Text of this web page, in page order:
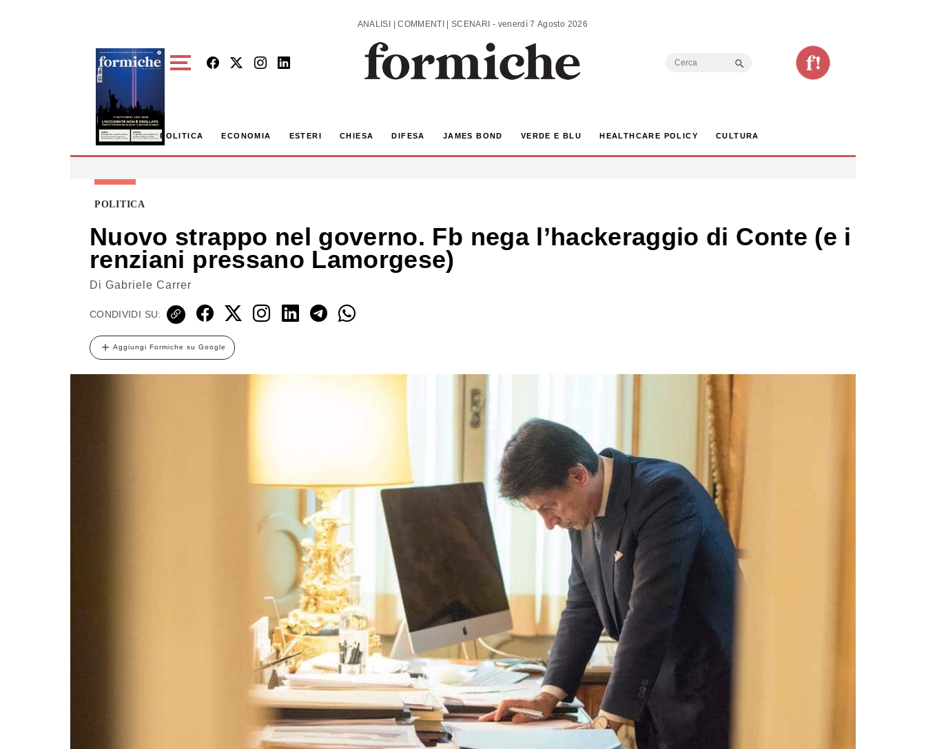
ANALISI | COMMENTI | SCENARI - venerdì 7 Agosto 2026
Search
POLITICA ECONOMIA ESTERI CHIESA DIFESA JAMES BOND VERDE E BLU HEALTHCARE POLICY CULTURA
POLITICA
Nuovo strappo nel governo. Fb nega l’hackeraggio di Conte (e i
renziani pressano Lamorgese)
Di Gabriele Carrer
CONDIVIDI SU:
Aggiungi Formiche su Google